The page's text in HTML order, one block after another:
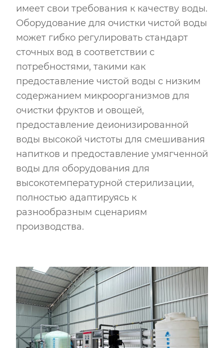
имеет свои требования к качеству воды.
Оборудование для очистки чистой воды
может гибко регулировать стандарт
сточных вод в соответствии с
потребностями, такими как
предоставление чистой воды с низким
содержанием микроорганизмов для
очистки фруктов и овощей,
предоставление деионизированной
воды высокой чистоты для смешивания
напитков и предоставление умягченной
воды для оборудования для
высокотемпературной стерилизации,
полностью адаптируясь к
разнообразным сценариям
производства.